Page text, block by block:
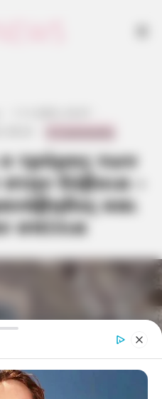
τρόμος των
Εύβοια –
και
σπίτια